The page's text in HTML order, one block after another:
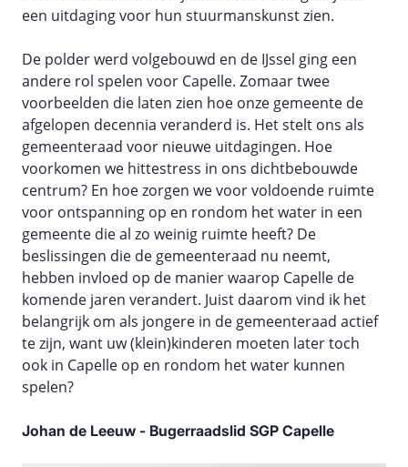
een uitdaging voor hun stuurmanskunst zien.
De polder werd volgebouwd en de IJssel ging een
andere rol spelen voor Capelle. Zomaar twee
voorbeelden die laten zien hoe onze gemeente de
afgelopen decennia veranderd is. Het stelt ons als
gemeenteraad voor nieuwe uitdagingen. Hoe
voorkomen we hittestress in ons dichtbebouwde
centrum? En hoe zorgen we voor voldoende ruimte
voor ontspanning op en rondom het water in een
gemeente die al zo weinig ruimte heeft? De
beslissingen die de gemeenteraad nu neemt,
hebben invloed op de manier waarop Capelle de
komende jaren verandert. Juist daarom vind ik het
belangrijk om als jongere in de gemeenteraad actief
te zijn, want uw (klein)kinderen moeten later toch
ook in Capelle op en rondom het water kunnen
spelen?
Johan de Leeuw - Bugerraadslid SGP Capelle